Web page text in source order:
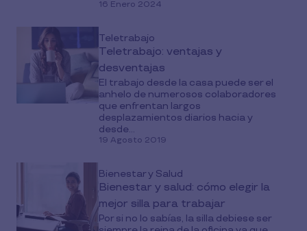
16 Enero 2024
Teletrabajo
Teletrabajo: ventajas y
desventajas
El trabajo desde la casa puede ser el
anhelo de numerosos colaboradores
que enfrentan largos
desplazamientos diarios hacia y
desde...
19 Agosto 2019
Bienestar y Salud
Bienestar y salud: cómo elegir la
mejor silla para trabajar
Por si no lo sabías, la silla debiese ser